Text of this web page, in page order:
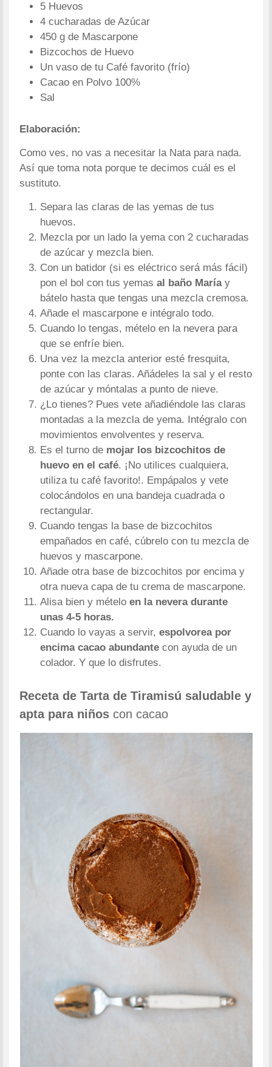
5 Huevos
4 cucharadas de Azúcar
450 g de Mascarpone
Bizcochos de Huevo
Un vaso de tu Café favorito (frío)
Cacao en Polvo 100%
Sal
Elaboración:
Como ves, no vas a necesitar la Nata para nada.
Así que toma nota porque te decimos cuál es el
sustituto.
Separa las claras de las yemas de tus
huevos.
Mezcla por un lado la yema con 2 cucharadas
de azúcar y mezcla bien.
Con un batidor (si es eléctrico será más fácil)
pon el bol con tus yemas al baño Maríay
bátelo hasta que tengas una mezcla cremosa.
Añade el mascarpone e intégralo todo.
Cuando lo tengas, mételo en la nevera para
que se enfríe bien.
Una vez la mezcla anterior esté fresquita,
ponte con las claras. Añádeles la sal y el resto
de azúcar y móntalas a punto de nieve.
¿Lo tienes? Pues vete añadiéndole las claras
montadas a la mezcla de yema. Intégralo con
movimientos envolventes y reserva.
Es el turno de mojar los bizcochitos de
huevo en el café. ¡No utilices cualquiera,
utiliza tu café favorito!. Empápalos y vete
colocándolos en una bandeja cuadrada o
rectangular.
Cuando tengas la base de bizcochitos
empañados en café, cúbrelo con tu mezcla de
huevos y mascarpone.
Añade otra base de bizcochitos por encima y
otra nueva capa de tu crema de mascarpone.
Alisa bien y mételo en la nevera durante
unas 4-5 horas.
Cuando lo vayas a servir,espolvorea por
encima cacao abundante con ayuda de un
colador. Y que lo disfrutes.
Receta de Tarta de Tiramisú saludable y
apta para niños con cacao